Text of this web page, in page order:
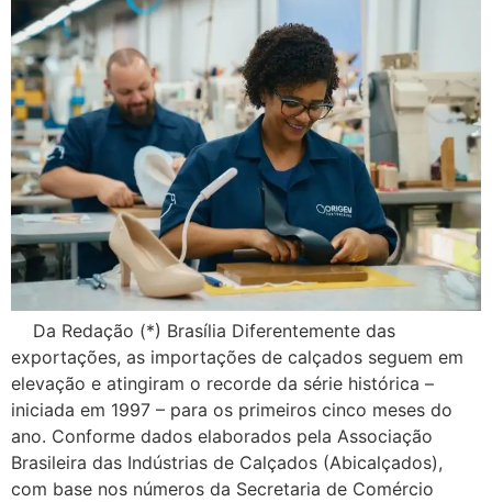
Da Redação (*) Brasília Diferentemente das
exportações, as importações de calçados seguem em
elevação e atingiram o recorde da série histórica –
iniciada em 1997 – para os primeiros cinco meses do
ano. Conforme dados elaborados pela Associação
Brasileira das Indústrias de Calçados (Abicalçados),
com base nos números da Secretaria de Comércio